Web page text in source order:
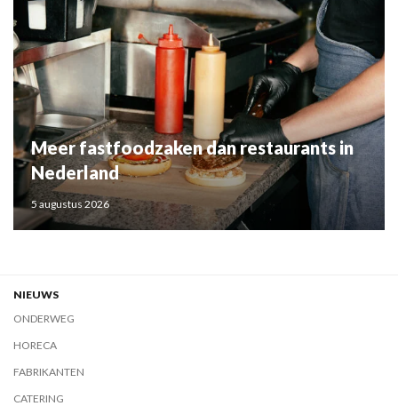
Meer fastfoodzaken dan restaurants in
Nederland
5 augustus 2026
NIEUWS
ONDERWEG
HORECA
FABRIKANTEN
CATERING